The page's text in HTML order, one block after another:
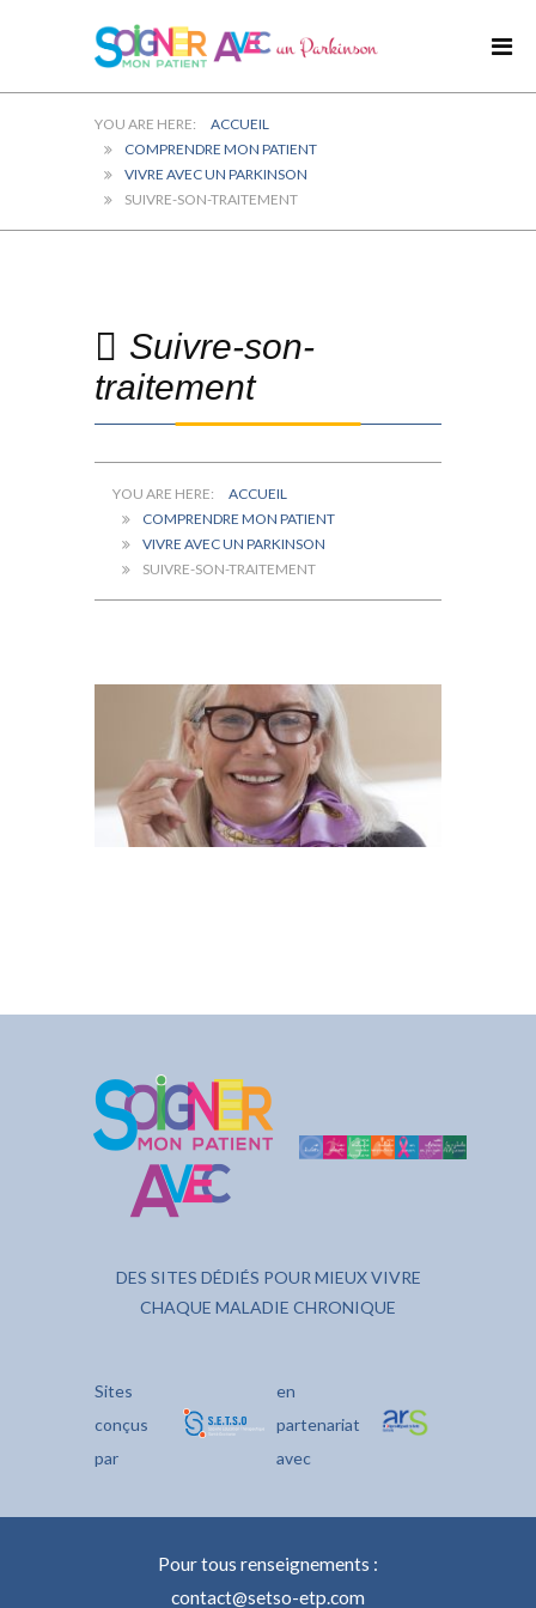
ACCUEIL
COMPRENDRE MON PATIENT
VIVRE AVEC UN PARKINSON
SUIVRE-SON-TRAITEMENT
Suivre-son-
traitement
ACCUEIL
COMPRENDRE MON PATIENT
VIVRE AVEC UN PARKINSON
SUIVRE-SON-TRAITEMENT
DES SITES DÉDIÉS POUR MIEUX VIVRE
CHAQUE MALADIE CHRONIQUE
Sites
conçus
par
en
partenariat
avec
Pour tous renseignements :
contact@setso-etp.com